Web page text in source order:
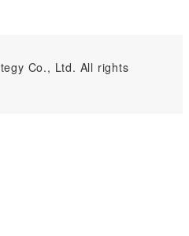
Co., Ltd. All rights